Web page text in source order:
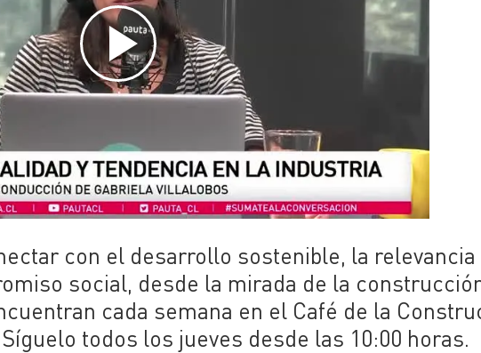
con el desarrollo sostenible, la relevancia
social, desde la mirada de la
cada semana en el Café de la
Síguelo todos los jueves desde las 10:00 horas.